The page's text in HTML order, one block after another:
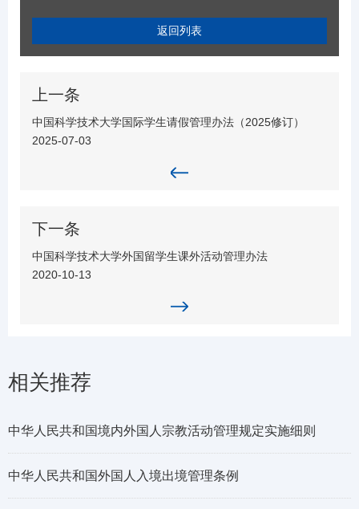
返回列表
上一条
中国科学技术大学国际学生请假管理办法（2025修订）
2025-07-03
下一条
中国科学技术大学外国留学生课外活动管理办法
2020-10-13
相关推荐
中华人民共和国境内外国人宗教活动管理规定实施细则
中华人民共和国外国人入境出境管理条例